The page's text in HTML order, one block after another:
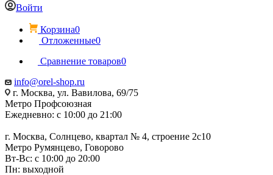
Войти
Корзина0
Отложенные0
Сравнение товаров0
info@orel-shop.ru
г. Москва, ул. Вавилова, 69/75
Метро Профсоюзная
Ежедневно: с 10:00 до 21:00
г. Москва, Солнцево, квартал № 4, строение 2с10
Метро Румянцево, Говорово
Вт-Вс: с 10:00 до 20:00
Пн: выходной